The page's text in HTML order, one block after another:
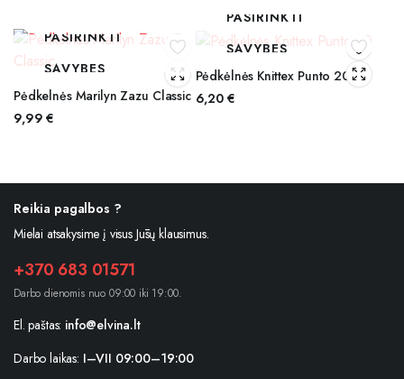
PASIRINKTI
SAVYBES
Pėdkelnės Marilyn Zazu Classic
9,99€
PASIRINKTI
SAVYBES
Pėdkėlnės Knittex Punto 20
6,20 €
Reikia pagalbos ?
Mielai atsakysime į visus Jūsų klausimus.
+370 683 01571
Darbo dienomis nuo 09:00 iki 19:00.
El. paštas: info@elvina.lt
Darbo laikas: I–VII 09:00–19:00